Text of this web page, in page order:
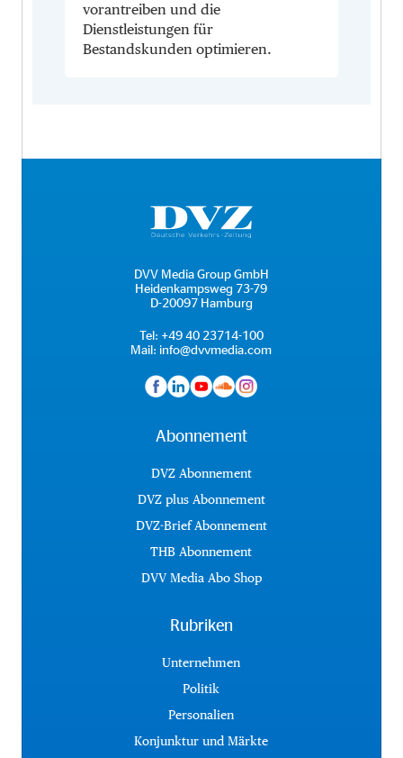
vorantreiben und die
Dienstleistungen für
Bestandskunden optimieren.
DVV Media Group GmbH
Heidenkampsweg 73-79
D-20097 Hamburg
Tel: +49 40 23714-100
Mail: info@dvvmedia.com
Abonnement
DVZ Abonnement
DVZ plus Abonnement
DVZ-Brief Abonnement
THB Abonnement
DVV Media Abo Shop
Rubriken
Unternehmen
Politik
Personalien
Konjunktur und Märkte